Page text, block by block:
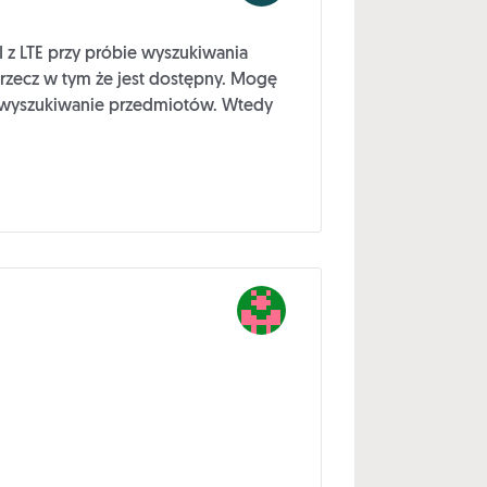
LTE przy próbie wyszukiwania
w tym że jest dostępny. Mogę
przedmiotów. Wtedy